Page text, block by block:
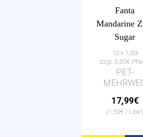
Fanta
Mandarine
Sugar
12 x 1,00l
zzgl. 3,30€
PET-
17,99€
(1,50€ / Liter)